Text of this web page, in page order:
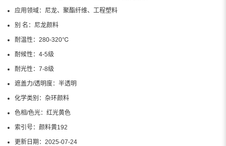
应用领域： 尼龙、聚酯纤维、工程塑料
别 名： 尼龙颜料
耐温性： 280-320℃
耐候性： 4-5级
耐光性： 7-8级
遮盖力/透明度： 半透明
化学类别： 杂环颜料
色相/色光： 红光黄色
索引号： 颜料黄192
更新日期： 2025-07-24